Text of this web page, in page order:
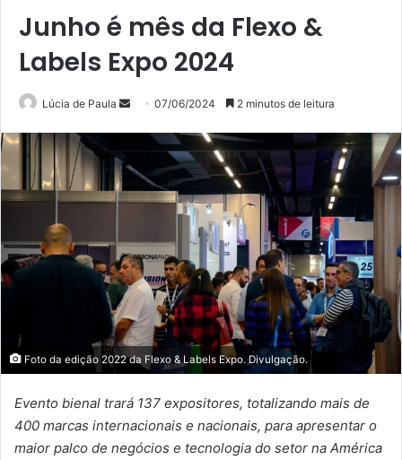
Junho é mês da Flexo &
Labels Expo 2024
Lúcia de Paula
Mande
mail
07/06/2024 2 minutos de leitura
Foto da edição 2022 da Flexo & Labels Expo. Divulgação.
Evento bienal trará 137 expositores, totalizando mais de
400 marcas internacionais e nacionais, para apresentar o
maior palco de negócios e tecnologia do setor na América